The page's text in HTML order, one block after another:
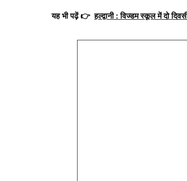
यह भी पढ़ें 👉 हल्द्वानी : विज्डम स्कूल में दो